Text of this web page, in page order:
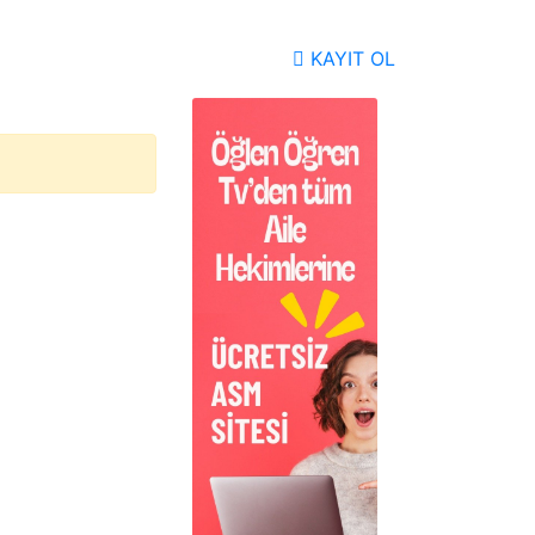
KAYIT OL